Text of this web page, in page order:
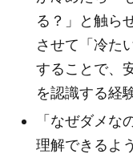
る？」と触ら
させて「冷た
することで、
を認識する経
「なぜダメな
理解できるよ